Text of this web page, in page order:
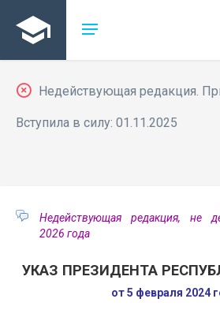
Недействующая редакция.
Вступила в силу: 01.11.2025
Недействующая редакция, не
2026 года
УКАЗ ПРЕЗИДЕНТА
от 5 февраля 2024